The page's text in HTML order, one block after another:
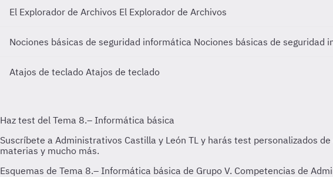
El Explorador de Archivos El Explorador de Archivos
Nociones básicas de seguridad informática Nociones básicas de seguridad
Atajos de teclado Atajos de teclado
Esquemas de Tema 8.– Informática básica de Grupo V. Competencias de